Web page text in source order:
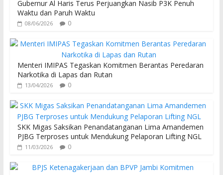
o
k
p
p
Gubernur Al Haris Terus Perjuangkan Nasib P3K Penuh
Waktu dan Paruh Waktu
08/06/2026 0
Menteri IMIPAS Tegaskan Komitmen Berantas Peredaran
Narkotika di Lapas dan Rutan
13/04/2026 0
SKK Migas Saksikan Penandatanganan Lima Amandemen
PJBG Terproses untuk Mendukung Pelaporan Lifting NGL
11/03/2026 0